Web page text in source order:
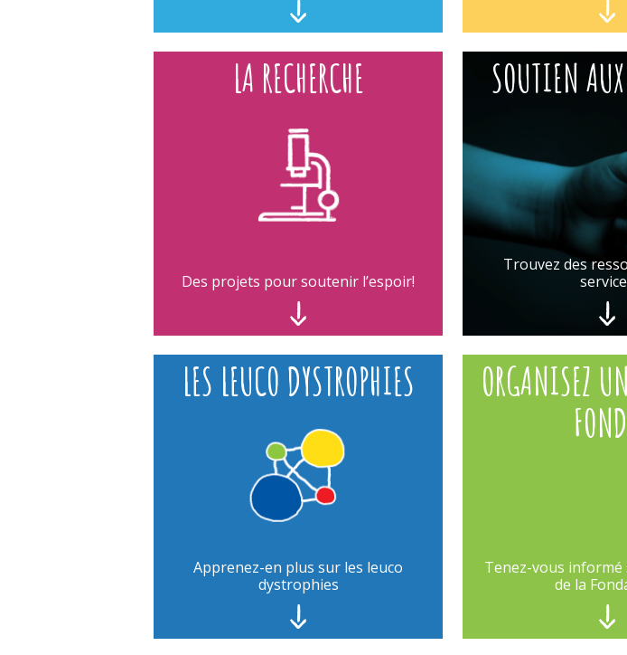
LA RECHERCHE
Des projets pour soutenir l’espoir!
SOUTIEN
Trouvez des
LES LEUCO DYSTROPHIES
Apprenez-en plus sur les leuco
dystrophies
ORGANISEZ
Tenez-vous informé
de la